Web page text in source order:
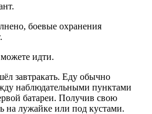
боевые охранения
идти.
завтракать. Еду обычно
наблюдательными пунктами
батареи. Получив свою
на лужайке или под кустами.